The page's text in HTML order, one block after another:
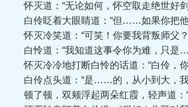
怀灭道：“无论如何，怀空取走绝世好剑
白伶眨着大眼睛道：“但……如果你把
怀灭冷笑道：“可笑！你要我背叛师父
白怜道：“我知道这事令你为难，只
怀灭冷冷地打断白怜的话道：“白伶，你
白伶点头道：“是……的，从小到大，我
顿了顿，双颊浮起两朵红霞，轻声道：